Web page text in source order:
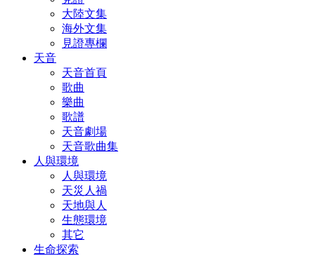
大陸文集
海外文集
見證專欄
天音
天音首頁
歌曲
樂曲
歌譜
天音劇場
天音歌曲集
人與環境
人與環境
天災人禍
天地與人
生態環境
其它
生命探索